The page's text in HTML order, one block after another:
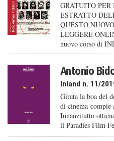
GRATUITO
ESTRATTO
QUESTO
LEGGERE
nuovo corso di
Antonio
Inland n. 11/
Girata la boa del
di cinema
Innanzitutto
il Paradies Film